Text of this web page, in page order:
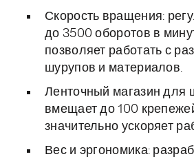
Скорость вращения:
до 3500 оборотов в
позволяет работать с
шурупов и материалов.
Ленточный магазин для
вмещает до 100
значительно ускоряет
Вес и эргономика: